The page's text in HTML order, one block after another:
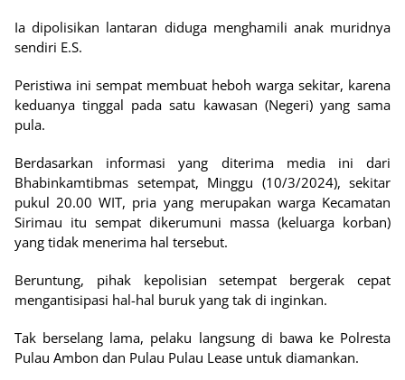
Ia dipolisikan lantaran diduga menghamili anak muridnya
sendiri E.S.
Peristiwa ini sempat membuat heboh warga sekitar, karena
keduanya tinggal pada satu kawasan (Negeri) yang sama
pula.
Berdasarkan informasi yang diterima media ini dari
Bhabinkamtibmas setempat, Minggu (10/3/2024), sekitar
pukul 20.00 WIT, pria yang merupakan warga Kecamatan
Sirimau itu sempat dikerumuni massa (keluarga korban)
yang tidak menerima hal tersebut.
Beruntung, pihak kepolisian setempat bergerak cepat
mengantisipasi hal-hal buruk yang tak di inginkan.
Tak berselang lama, pelaku langsung di bawa ke Polresta
Pulau Ambon dan Pulau Pulau Lease untuk diamankan.